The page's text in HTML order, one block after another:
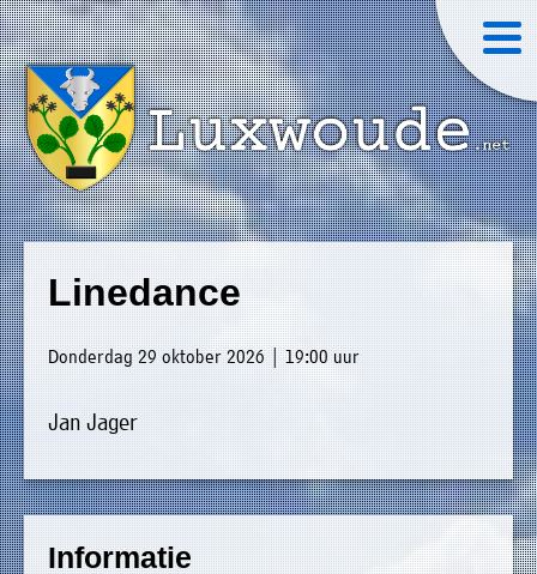
Linedance
Donderdag 29 oktober 2026 | 19:00 uur
Jan Jager
Informatie
»
Home
»
Welkom
»
Nieuws
»
Agenda
»
Verenigingen
Luxwoude.net
website@luxwoude.net
Plaatselijk
belang
Op
dit
moment
bestaat
het
bestuur
uit